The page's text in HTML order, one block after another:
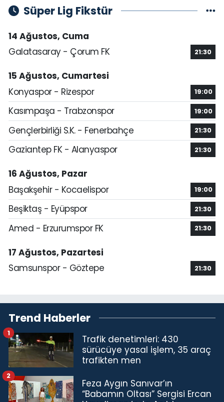
Süper Lig Fikstür
14 Ağustos, Cuma
Galatasaray - Çorum FK
21:30
15 Ağustos, Cumartesi
Konyaspor - Rizespor
19:00
Kasımpaşa - Trabzonspor 19:00
Gençlerbirliği S.K. - Fenerbahçe 21:30
Gaziantep FK - Alanyaspor 21:30
16 Ağustos, Pazar
Başakşehir - Kocaelispor
19:00
Beşiktaş - Eyüpspor 21:30
Amed - Erzurumspor FK 21:30
17 Ağustos, Pazartesi
Samsunspor - Göztepe
21:30
Trend Haberler
Trafik denetimleri: 430
sürücüye yasal işlem, 35 araç
trafikten men
1
Feza Aygın Sanıvar’ın
“Babamın Oltası” Sergisi Ercan
2